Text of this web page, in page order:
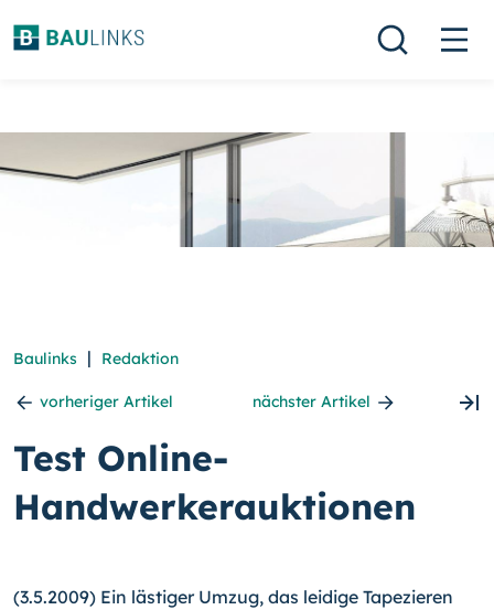
Baulinks | Redaktion
vorheriger Artikel nächster Artikel
Test Online-
Handwerkerauktionen
(3.5.2009) Ein lästiger Umzug, das leidige Tapezieren